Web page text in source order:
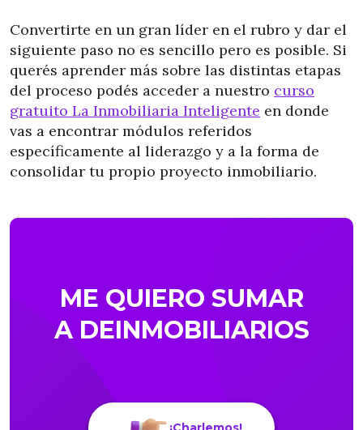
Convertirte en un gran líder en el rubro y dar el
siguiente paso no es sencillo pero es posible. Si
querés aprender más sobre las distintas etapas
del proceso podés acceder a nuestro curso
gratuito La Inmobiliaria Inteligente en donde
vas a encontrar módulos referidos
específicamente al liderazgo y a la forma de
consolidar tu propio proyecto inmobiliario.
ME QUIERO SUMAR
A DEINMOBILIARIOS